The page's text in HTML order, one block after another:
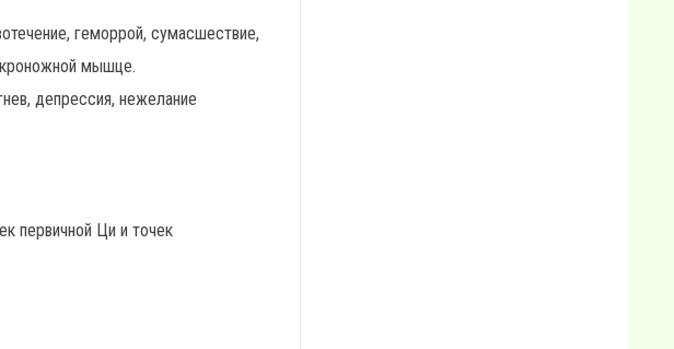
геморрой, сумасшествие,
мышце.
депрессия, нежелание
первичной Ци и точек